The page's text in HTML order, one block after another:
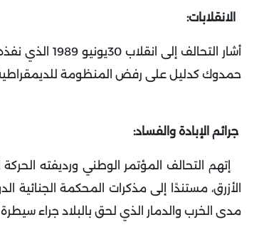
الانقلابات:
حمدوك كدليل على رفض المنظومة
جرائم الإبادة والفساد:
إتهم التحالف المؤتمر الوطني ورديفته الحركة
الأزرق، مستندًا إلى مذكرات المحكمة الجنائية
مدى الخرب والدمار الذي لحق بالبلاد جراء سيطرة